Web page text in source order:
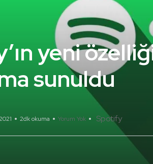
yeni
sunuldu
2dk okuma Yorum Yok Spotify